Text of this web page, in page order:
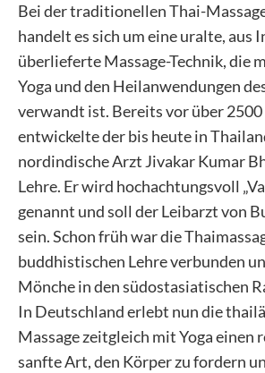
Bei der traditionellen Thai-
handelt es sich um eine uralte, aus
überlieferte Massage-Technik, die
Yoga und den Heilanwendungen
verwandt ist. Bereits vor über 2500
entwickelte der bis heute in
nordindische Arzt Jivakar Kumar
Lehre. Er wird hochachtungsvoll
genannt und soll der Leibarzt von
sein. Schon früh war die
buddhistischen Lehre verbunden
Mönche in den südostasiatischen
In Deutschland erlebt nun die
Massage zeitgleich mit Yoga einen
sanfte Art, den Körper zu fordern